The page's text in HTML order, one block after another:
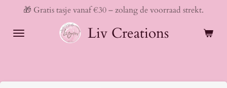
naar
Liv Creations
🎁 Gratis tasje vanaf €30 – zolang de voorraad strekt.